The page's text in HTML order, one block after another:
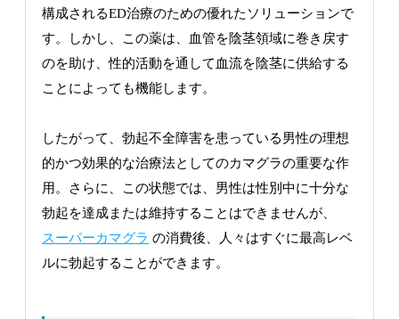
構成されるED治療のための優れたソリューションで
す。しかし、この薬は、血管を陰茎領域に巻き戻す
のを助け、性的活動を通して血流を陰茎に供給する
ことによっても機能します。
したがって、勃起不全障害を患っている男性の理想
的かつ効果的な治療法としてのカマグラの重要な作
用。さらに、この状態では、男性は性別中に十分な
勃起を達成または維持することはできませんが、
スーパーカマグラ の消費後、人々はすぐに最高レベ
ルに勃起することができます。